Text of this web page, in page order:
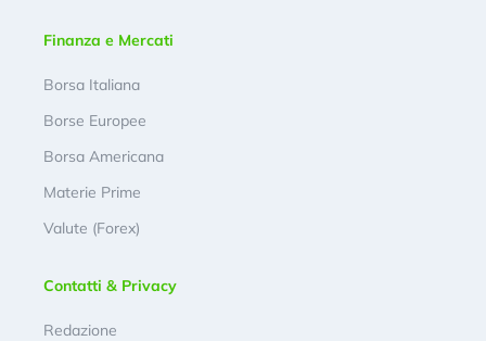
Finanza e Mercati
Borsa Italiana
Borse Europee
Borsa Americana
Materie Prime
Valute (Forex)
Contatti & Privacy
Redazione